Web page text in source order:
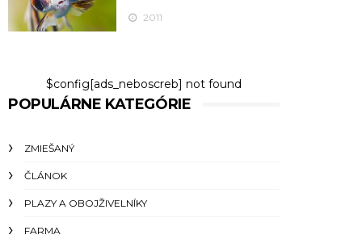
2011
$config[ads_neboscreb] not found
POPULÁRNE KATEGÓRIE
ZMIEŠANÝ
ČLÁNOK
PLAZY A OBOJŽIVELNÍKY
FARMA